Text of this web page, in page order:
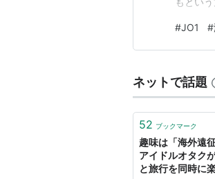
どを手
月1日現
#JO1 #
ネットで話題
52 ブックマーク
趣味は「海外遠
アイドルオタク
と旅行を同時に